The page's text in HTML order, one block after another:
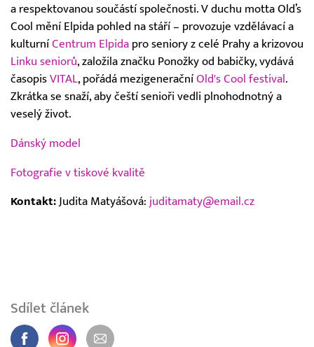
a respektovanou součástí společnosti. V duchu motta Old’s
Cool mění Elpida pohled na stáří – provozuje vzdělávací a
kulturní Centrum Elpida pro seniory z celé Prahy a krizovou
Linku seniorů, založila značku Ponožky od babičky, vydává
časopis VITAL, pořádá mezigenerační Old's Cool festival.
Zkrátka se snaží, aby čeští senioři vedli plnohodnotný a
veselý život.
Dánský model
Fotografie v tiskové kvalitě
Kontakt: Judita Matyášová: juditamaty@email.cz
Sdílet článek